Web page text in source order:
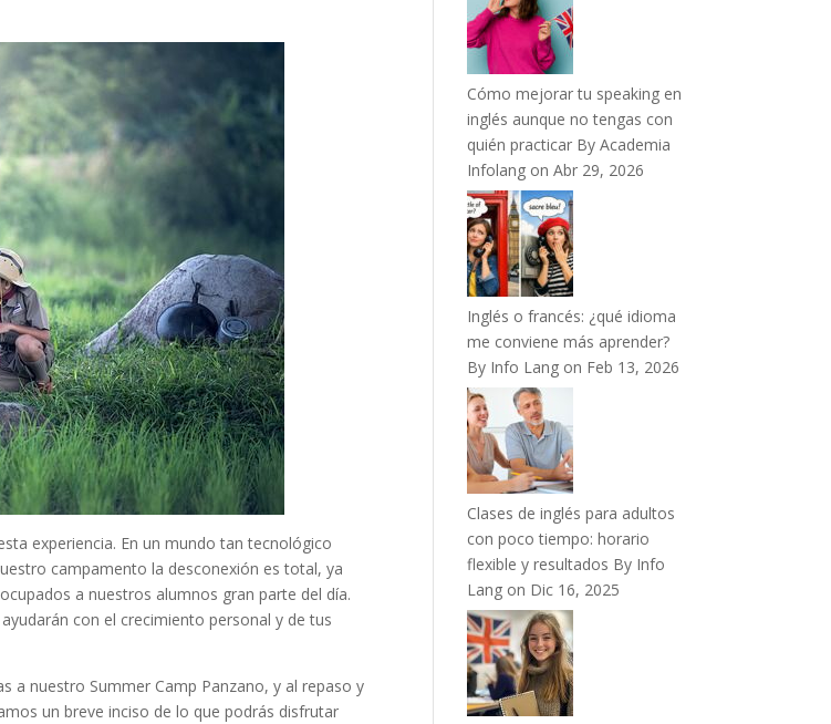
experiencia. En un mundo tan tecnológico
campamento la desconexión es total, ya
a nuestros alumnos gran parte del día.
con el crecimiento personal y de tus
a nuestro Summer Camp Panzano, y al repaso y
un breve inciso de lo que podrás disfrutar
Cómo mejorar tu speaking en
inglés aunque no tengas con
quién practicar By Academia
Infolang on Abr 29, 2026
Inglés o francés: ¿qué idioma
me conviene más aprender?
By Info Lang on Feb 13, 2026
Clases de inglés para adultos
con poco tiempo: horario
flexible y resultados By Info
Lang on Dic 16, 2025